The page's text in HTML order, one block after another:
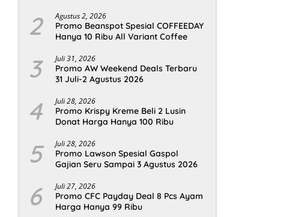
2 Agustus 2, 2026
Promo Beanspot Spesial COFFEEDAY
Hanya 10 Ribu All Variant Coffee
3 Juli 31, 2026
Promo AW Weekend Deals Terbaru
31 Juli-2 Agustus 2026
4 Juli 28, 2026
Promo Krispy Kreme Beli 2 Lusin
Donat Harga Hanya 100 Ribu
5 Juli 28, 2026
Promo Lawson Spesial Gaspol
Gajian Seru Sampai 3 Agustus 2026
6 Juli 27, 2026
Promo CFC Payday Deal 8 Pcs Ayam
Harga Hanya 99 Ribu